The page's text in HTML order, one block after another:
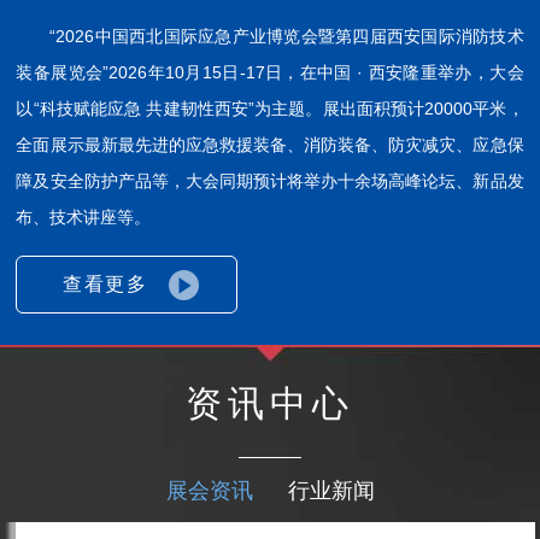
“2026中国西北国际应急产业博览会暨第四届西安国际消防技术
装备展览会”2026年10月15日-17日，在中国 · 西安隆重举办，大会
以“科技赋能应急 共建韧性西安”为主题。展出面积预计20000平米，
全面展示最新最先进的应急救援装备、消防装备、防灾减灾、应急保
障及安全防护产品等，大会同期预计将举办十余场高峰论坛、新品发
布、技术讲座等。
查看更多
资讯中心
展会资讯 行业新闻